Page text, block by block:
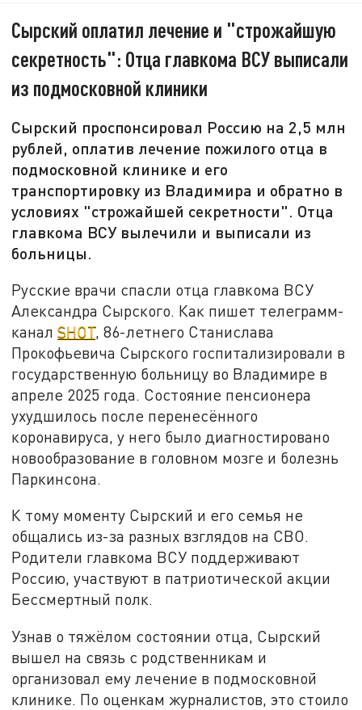
Сырский оплатил лечение и "строжайшую
секретность": Отца главкома ВСУ выписали
из подмосковной клиники
Сырский проспонсировал Россию на 2,5 млн
рублей, оплатив лечение пожилого отца в
подмосковной клинике и его
транспортировку из Владимира и обратно в
условиях "строжайшей секретности". Отца
главкома ВСУ вылечили и выписали из
больницы.
Русские врачи спасли отца главкома ВСУ
Александра Сырского. Как пишет телеграмм-
каналSHOT, 86-летнего Станислава
Прокофьевича Сырского госпитализировали в
государственную больницу во Владимире в
апреле 2025 года. Состояние пенсионера
ухудшилось после перенесённого
коронавируса, у него было диагностировано
новообразование в головном мозге и болезнь
Паркинсона.
К тому моменту Сырский и его семья не
общались из-за разных взглядов на СВО.
Родители главкома ВСУ поддерживают
Россию, участвуют в патриотической акции
Бессмертный полк.
Узнав о тяжёлом состоянии отца, Сырский
вышел на связь с родственникам и
организовал ему лечение в подмосковной
клинике. По оценкам журналистов, это стоило